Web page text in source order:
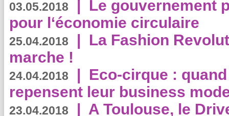
03.05.2018 | Le gouvernement
pour l‘économie circulaire
25.04.2018 | La Fashion
marche !
24.04.2018 | Eco-cirque :
repensent leur business
23.04.2018 | A Toulouse, le